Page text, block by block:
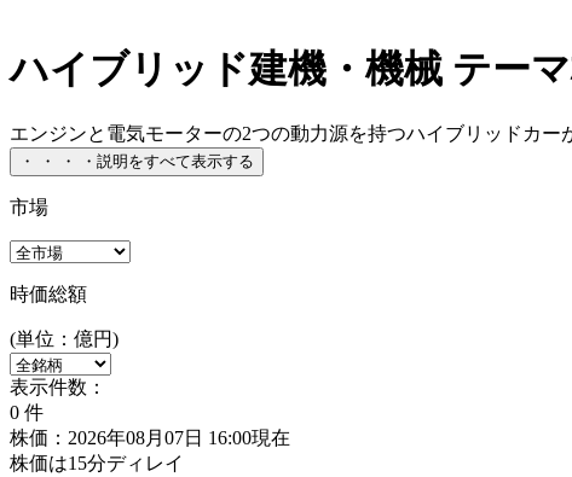
ハイブリッド建機・機械 テー
エンジンと電気モーターの2つの動力源を持つハイブリッドカ
・ ・ ・ ・ 説明をすべて表示する
市場
時価総額
(単位：億円)
表示件数：
0 件
株価：2026年08月07日 16:00現在
株価は15分ディレイ